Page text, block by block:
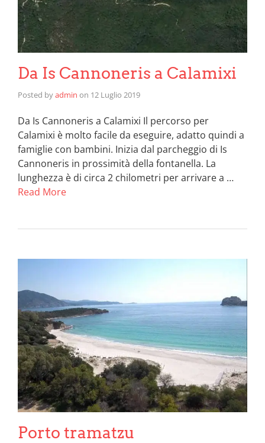
Da Is Cannoneris a Calamixi
Posted byadmin on 12 Luglio 2019
Da Is Cannoneris a Calamixi Il percorso per
Calamixi è molto facile da eseguire, adatto quindi a
famiglie con bambini. Inizia dal parcheggio di Is
Cannoneris in prossimità della fontanella. La
lunghezza è di circa 2 chilometri per arrivare a …
Read More
Porto tramatzu